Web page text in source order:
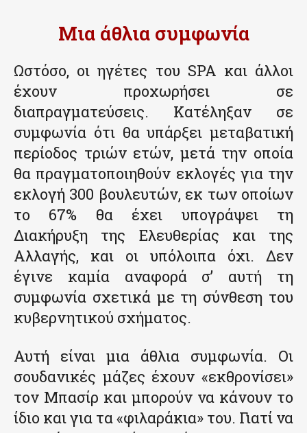
Μια άθλια συμφωνία
Ωστόσο, οι ηγέτες του SPA και άλλοι
έχουν προχωρήσει σε
διαπραγματεύσεις. Κατέληξαν σε
συμφωνία ότι θα υπάρξει μεταβατική
περίοδος τριών ετών, μετά την οποία
θα πραγματοποιηθούν εκλογές για την
εκλογή 300 βουλευτών, εκ των οποίων
το 67% θα έχει υπογράψει τη
Διακήρυξη της Ελευθερίας και της
Αλλαγής, και οι υπόλοιπα όχι. Δεν
έγινε καμία αναφορά σ’ αυτή τη
συμφωνία σχετικά με τη σύνθεση του
κυβερνητικού σχήματος.
Αυτή είναι μια άθλια συμφωνία. Οι
σουδανικές μάζες έχουν «εκθρονίσει»
τον Μπασίρ και μπορούν να κάνουν το
ίδιο και για τα «φιλαράκια» του. Γιατί να